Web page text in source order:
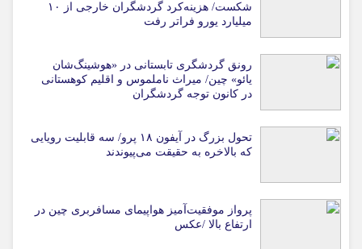
شکست/ هزینه‌کرد گردشگران خارجی از ۱۰
میلیارد یورو فراتر رفت
رونق گردشگری تابستانی در «هوشینگ‌شان
یائو» چین/ میراث ناملموس و اقلیم کوهستانی
در کانون توجه گردشگران
تحول بزرگ در آیفون ۱۸ پرو/ سه قابلیت رویایی
که بالاخره به حقیقت می‌پیوندند
پرواز موفقیت‌آمیز هواپیمای مسافربری چین در
ارتفاع بالا /عکس